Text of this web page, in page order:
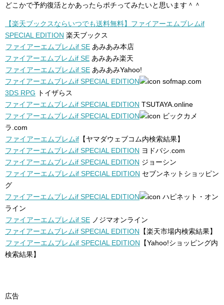
どこかで予約復活とかあったらポチってみたいと思います＾＾
【楽天ブックスならいつでも送料無料】ファイアーエムブレムif
SPECIAL EDITION 楽天ブックス
ファイアーエムブレムif SE あみあみ本店
ファイアーエムブレムif SE あみあみ楽天
ファイアーエムブレムif SE あみあみYahoo!
ファイアーエムブレムif SPECIAL EDITION
sofmap.com
3DS RPG トイザらス
ファイアーエムブレムif SPECIAL EDITION TSUTAYA.online
ファイアーエムブレムif SPECIAL EDITION
ビックカメ
ラ.com
ファイアーエムブレムif 【ヤマダウェブコム内検索結果】
ファイアーエムブレムif SPECIAL EDITION ヨドバシ.com
ファイアーエムブレムif SPECIAL EDITION ジョーシン
ファイアーエムブレムif SPECIAL EDITION セブンネットショッピン
グ
ファイアーエムブレムif SPECIAL EDITION
ハピネット・オン
ライン
ファイアーエムブレムif SE ノジマオンライン
ファイアーエムブレムif SPECIAL EDITION 【楽天市場内検索結果】
ファイアーエムブレムif SPECIAL EDITION 【Yahoo!ショッピング内
検索結果】
広告